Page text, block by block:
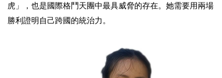
虎」，也是國際格鬥天團中最具威脅的存在。她需要用兩場
勝利證明自己跨國的統治力。